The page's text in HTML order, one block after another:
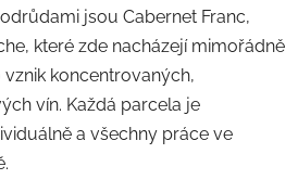
jsou Cabernet Franc,
které zde nacházejí mimořádně
koncentrovaných,
vín. Každá parcela je
a všechny práce ve